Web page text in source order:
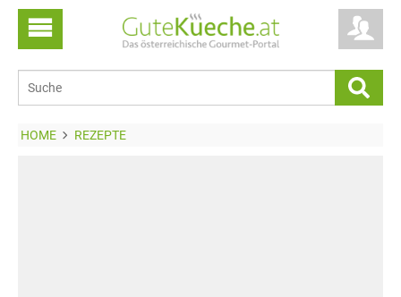
HOME REZEPTE